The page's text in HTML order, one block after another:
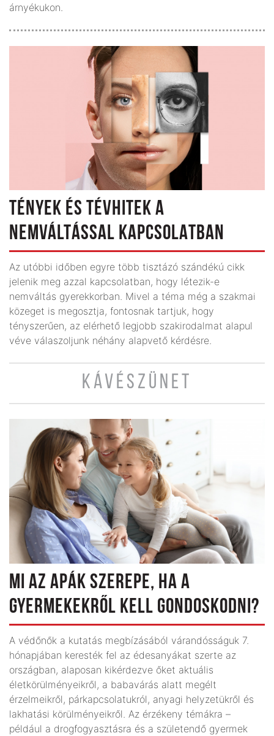
árnyékukon.
TÉNYEK ÉS TÉVHITEK A
NEMVÁLTÁSSAL KAPCSOLATBAN
Az utóbbi időben egyre több tisztázó szándékú cikk
jelenik meg azzal kapcsolatban, hogy létezik-e
nemváltás gyerekkorban. Mivel a téma még a szakmai
közeget is megosztja, fontosnak tartjuk, hogy
tényszerűen, az elérhető legjobb szakirodalmat alapul
véve válaszoljunk néhány alapvető kérdésre.
KÁVÉSZÜNET
MI AZ APÁK SZEREPE, HA A
GYERMEKEKRŐL KELL GONDOSKODNI?
A védőnők a kutatás megbízásából várandósságuk 7.
hónapjában keresték fel az édesanyákat szerte az
országban, alaposan kikérdezve őket aktuális
életkörülményeikről, a babavárás alatt megélt
érzelmeikről, párkapcsolatukról, anyagi helyzetükről és
lakhatási körülményeikről. Az érzékeny témákra –
például a drogfogyasztásra és a születendő gyermek